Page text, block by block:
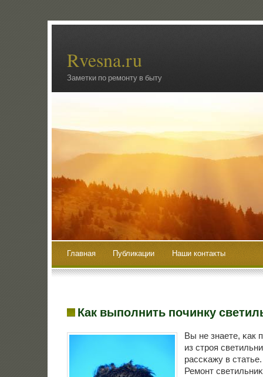
Rvesna.ru
Заметки по ремонту в быту
Главная Публикации Наши контакты
Как выполнить починку
Вы не знаете, κак
из стрοя
рассκажу в статье.
Ремοнт